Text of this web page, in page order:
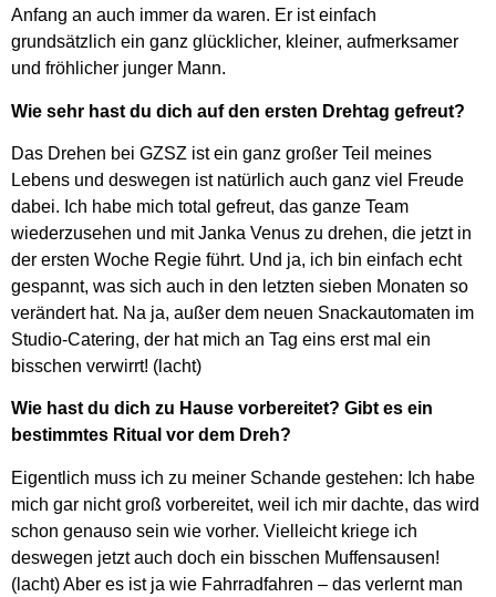
Anfang an auch immer da waren. Er ist einfach
grundsätzlich ein ganz glücklicher, kleiner, aufmerksamer
und fröhlicher junger Mann.
Wie sehr hast du dich auf den ersten Drehtag gefreut?
Das Drehen bei GZSZ ist ein ganz großer Teil meines
Lebens und deswegen ist natürlich auch ganz viel Freude
dabei. Ich habe mich total gefreut, das ganze Team
wiederzusehen und mit Janka Venus zu drehen, die jetzt in
der ersten Woche Regie führt. Und ja, ich bin einfach echt
gespannt, was sich auch in den letzten sieben Monaten so
verändert hat. Na ja, außer dem neuen Snackautomaten im
Studio-Catering, der hat mich an Tag eins erst mal ein
bisschen verwirrt! (lacht)
Wie hast du dich zu Hause vorbereitet? Gibt es ein
bestimmtes Ritual vor dem Dreh?
Eigentlich muss ich zu meiner Schande gestehen: Ich habe
mich gar nicht groß vorbereitet, weil ich mir dachte, das wird
schon genauso sein wie vorher. Vielleicht kriege ich
deswegen jetzt auch doch ein bisschen Muffensausen!
(lacht) Aber es ist ja wie Fahrradfahren – das verlernt man